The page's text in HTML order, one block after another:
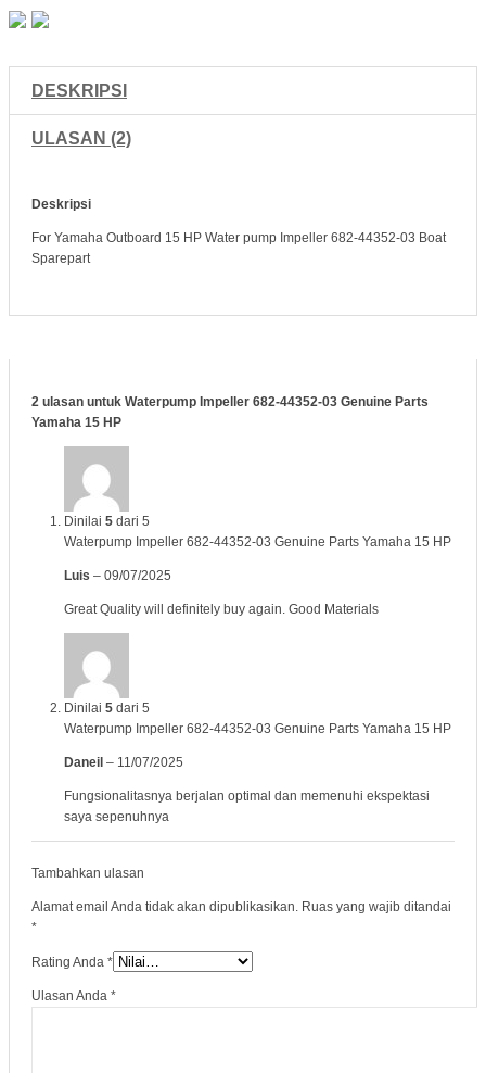
DESKRIPSI
ULASAN (2)
Deskripsi
For Yamaha Outboard 15 HP Water pump Impeller 682-44352-03 Boat
Sparepart
2 ulasan untuk Waterpump Impeller 682-44352-03 Genuine Parts
Yamaha 15 HP
Dinilai 5 dari 5
Waterpump Impeller 682-44352-03 Genuine Parts Yamaha 15 HP
Luis – 09/07/2025
Great Quality will definitely buy again. Good Materials
Dinilai 5 dari 5
Waterpump Impeller 682-44352-03 Genuine Parts Yamaha 15 HP
Daneil – 11/07/2025
Fungsionalitasnya berjalan optimal dan memenuhi ekspektasi
saya sepenuhnya
Tambahkan ulasan
Alamat email Anda tidak akan dipublikasikan. Ruas yang wajib ditandai
*
Rating Anda *
Ulasan Anda *